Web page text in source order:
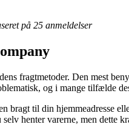
på 25 anmeldelser
fragtmetoder. Den mest
og i mange tilfælde
bragt til din hjemmeadresse
henter varerne, men dette